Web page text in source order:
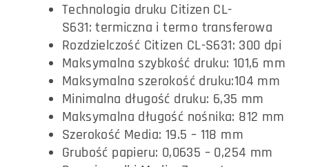
Technologia druku Citizen CL-
S631: termiczna i termo transferowa
Rozdzielczość Citizen CL-S631: 300 dpi
Maksymalna szybkość druku: 101,6 mm
Maksymalna szerokość druku:104 mm
Minimalna długość druku: 6,35 mm
Maksymalna długość nośnika: 812 mm
Szerokość Media: 19.5 – 118 mm
Grubość papieru: 0,0635 – 0,254 mm